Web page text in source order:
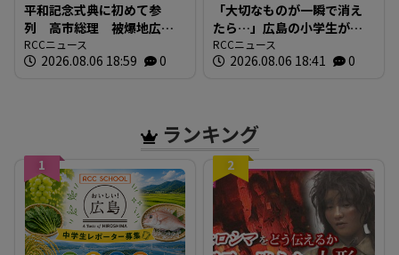
平和記念式典に初めて参
列 高市総理 被爆地広島
で何を語る 「非核三原
則」への言及は
RCCニュース
2026.08.06 18:59 0
「大切なものが一瞬で消え
たら…」広島の小学生が語
る「平和への誓い」【被爆
81年】
RCCニュース
2026.08.06 18:41 0
ランキング
1 2